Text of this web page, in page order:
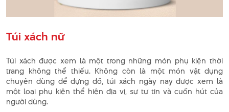
Túi xách nữ
Túi xách được xem là một trong những món phụ kiện thời
trang không thể thiếu. Không còn là một món vật dụng
chuyên dùng để đựng đồ, túi xách ngày nay được xem là
một loại phụ kiện thể hiện địa vị, sự tự tin và cuốn hút của
người dùng.